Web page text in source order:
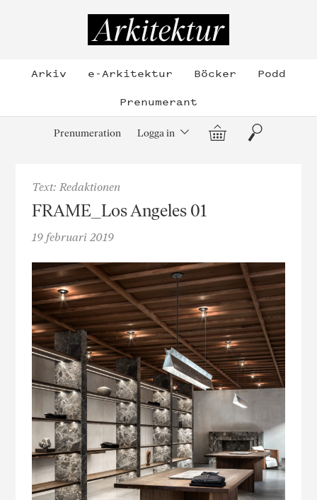
Arkiv e-Arkitektur Böcker
Podd
Prenumerant
Prenumeration Logga in Varukorg
Sök
Text: Redaktionen
FRAME_Los Angeles 01
19 februari 2019